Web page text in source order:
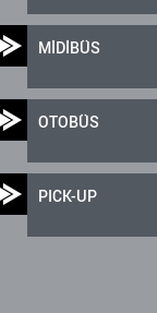
MİDİBÜS
OTOBÜS
PICK-UP